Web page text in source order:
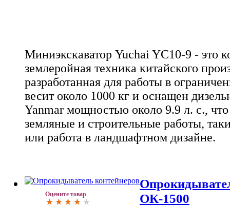
Миниэкскаватор Yuchai YC10-9 - это
землеройная техника китайского
разработанная для работы в
весит около 1000 кг и оснащен
Yanmar мощностью около 9.9 л. с., что
земляные и строительные работы,
или работа в ландшафтном дизайне.
Оцените товар
ОК-1500